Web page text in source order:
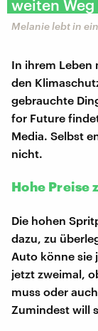
weiten
Melanie lebt in
In ihrem Leben
den
gebrauchte
for Future
Media. Selbst
nicht.
Hohe Preise
Die hohen
dazu, zu
Auto könne sie
jetzt zweimal,
muss oder
Zumindest will